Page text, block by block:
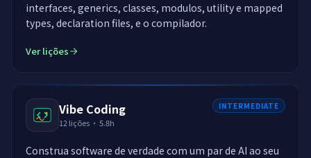
interfaces, generics, classes, modulos, utility e mapped
types, declaration files, e o compilador.
Ver lições
Vibe Coding
12 lições · 5.8h
INTERMEDIATE
Construa software de verdade com um par de AI ao seu